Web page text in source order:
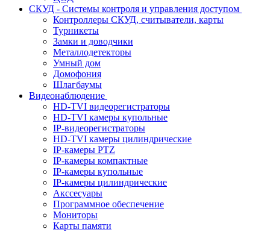
СКУД - Системы контроля и управления доступом
Контроллеры СКУД, считыватели, карты
Турникеты
Замки и доводчики
Металлодетекторы
Умный дом
Домофония
Шлагбаумы
Видеонаблюдение
HD-TVI видеорегистраторы
HD-TVI камеры купольные
IP-видеорегистраторы
HD-TVI камеры цилиндрические
IP-камеры PTZ
IP-камеры компактные
IP-камеры купольные
IP-камеры цилиндрические
Акссесуары
Программное обеспечение
Мониторы
Карты памяти